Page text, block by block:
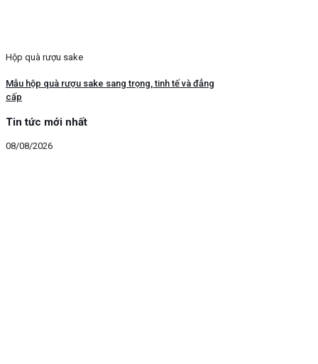
Hộp quà rượu sake
Mẫu hộp quà rượu sake sang trọng, tinh tế và đẳng
cấp
Tin tức mới nhất
08/08/2026